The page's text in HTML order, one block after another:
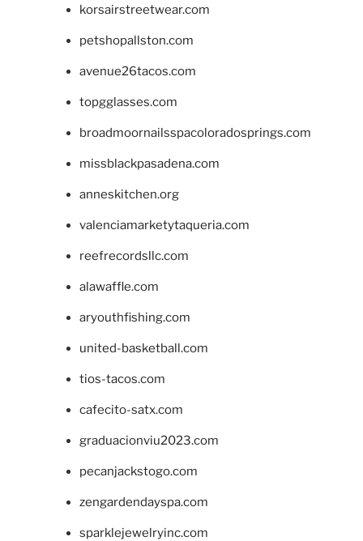
korsairstreetwear.com
petshopallston.com
avenue26tacos.com
topgglasses.com
broadmoornailsspacoloradosprings.com
missblackpasadena.com
anneskitchen.org
valenciamarketytaqueria.com
reefrecordsllc.com
alawaffle.com
aryouthfishing.com
united-basketball.com
tios-tacos.com
cafecito-satx.com
graduacionviu2023.com
pecanjackstogo.com
zengardendayspa.com
sparklejewelryinc.com